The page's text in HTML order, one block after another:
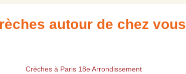
autour de chez vous
Crèches à Paris 18e Arrondissement